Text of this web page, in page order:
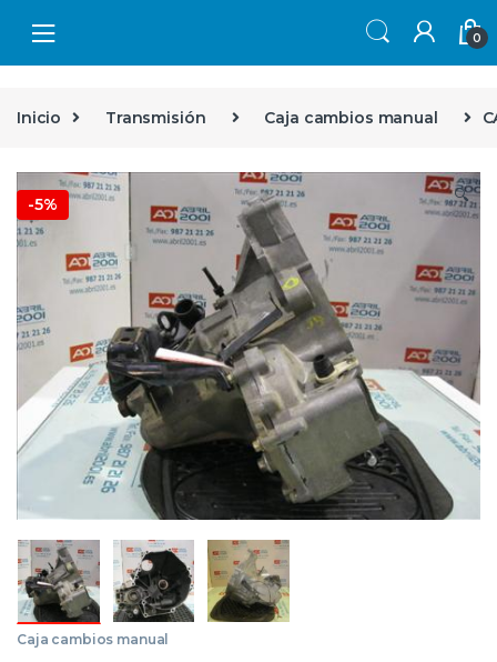
0
Inicio Transmisión Caja cambios manual
-5% 🔍
Caja cambios manual